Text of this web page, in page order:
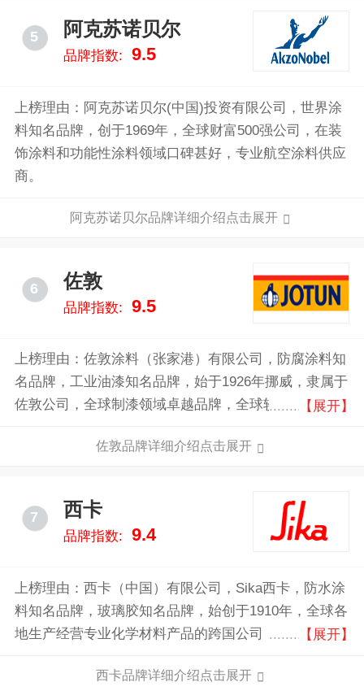
5 阿克苏诺贝尔
品牌指数: 9.5
上榜理由：阿克苏诺贝尔(中国)投资有限公司，世界涂
料知名品牌，创于1969年，全球财富500强公司，在装
饰涂料和功能性涂料领域口碑甚好，专业航空涂料供应
商。
阿克苏诺贝尔品牌详细介绍点击展开
6 佐敦
品牌指数: 9.5
上榜理由：佐敦涂料（张家港）有限公司，防腐涂料知
名品牌，工业油漆知名品牌，始于1926年挪威，隶属于
佐敦公司，全球制漆领域卓越品牌，全球较大的船舶漆
的供应商之一。
【展开】
佐敦品牌详细介绍点击展开
7 西卡
品牌指数: 9.4
上榜理由：西卡（中国）有限公司，Sika西卡，防水涂
料知名品牌，玻璃胶知名品牌，始创于1910年，全球各
地生产经营专业化学材料产品的跨国公司，全球首屈一
础设施保护材料的供应商。
【展开】
西卡品牌详细介绍点击展开